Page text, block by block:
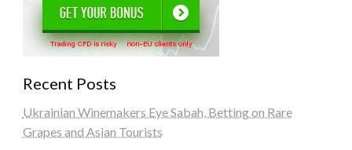
Recent Posts
Ukrainian Winemakers Eye Sabah, Betting on Rare
Grapes and Asian Tourists